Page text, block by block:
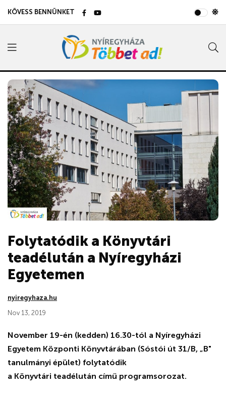
KÖVESS BENNÜNKET
Folytatódik a Könyvtári
teadélután a Nyíregyházi
Egyetemen
nyiregyhaza.hu
Nov 13, 2019
November 19-én (kedden) 16.30-tól a Nyíregyházi
Egyetem Központi Könyvtárában (Sóstói út 31/B, „B"
tanulmányi épület) folytatódik
a Könyvtári teadélután című programsorozat.